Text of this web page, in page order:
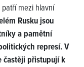
mezi hlavní
Rusku jsou
a pamětní
represí. V
častěji přistupují k